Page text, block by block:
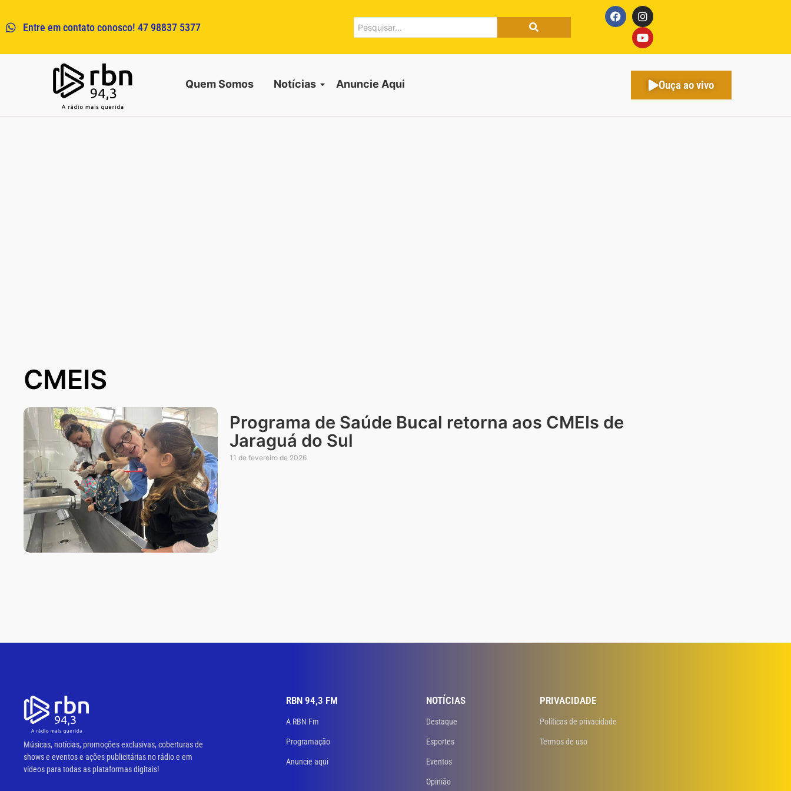
Entre em contato conosco! 47 98837 5377
Quem Somos Notícias Anuncie Aqui Ouça ao vivo
CMEIS
Programa de Saúde Bucal retorna aos CMEIs de
Jaraguá do Sul
11 de fevereiro de 2026
Músicas, notícias, promoções exclusivas, coberturas de
shows e eventos e ações publicitárias no rádio e em
vídeos para todas as plataformas digitais!
RBN 94,3 FM
A RBN Fm
Programação
Anuncie aqui
NOTÍCIAS
Destaque
Esportes
Eventos
Opinião
PRIVACIDADE
Políticas de privacidade
Termos de uso